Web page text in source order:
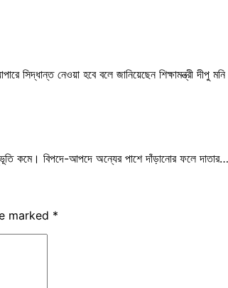
সিদ্ধান্ত নেওয়া হবে বলে জানিয়েছেন শিক্ষামন্ত্রী দীপু
কমে। বিপদে-আপদে অন্যের পাশে দাঁড়ানোর ফলে দাতার…
marked *